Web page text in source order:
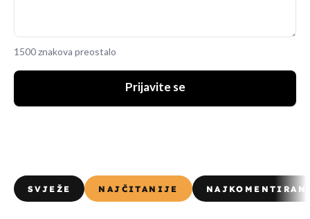
1500 znakova preostalo
Prijavite se
SVJEŽE NAJČITANIJE